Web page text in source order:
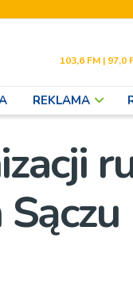
103,6 FM | 97,0
REKLAMA